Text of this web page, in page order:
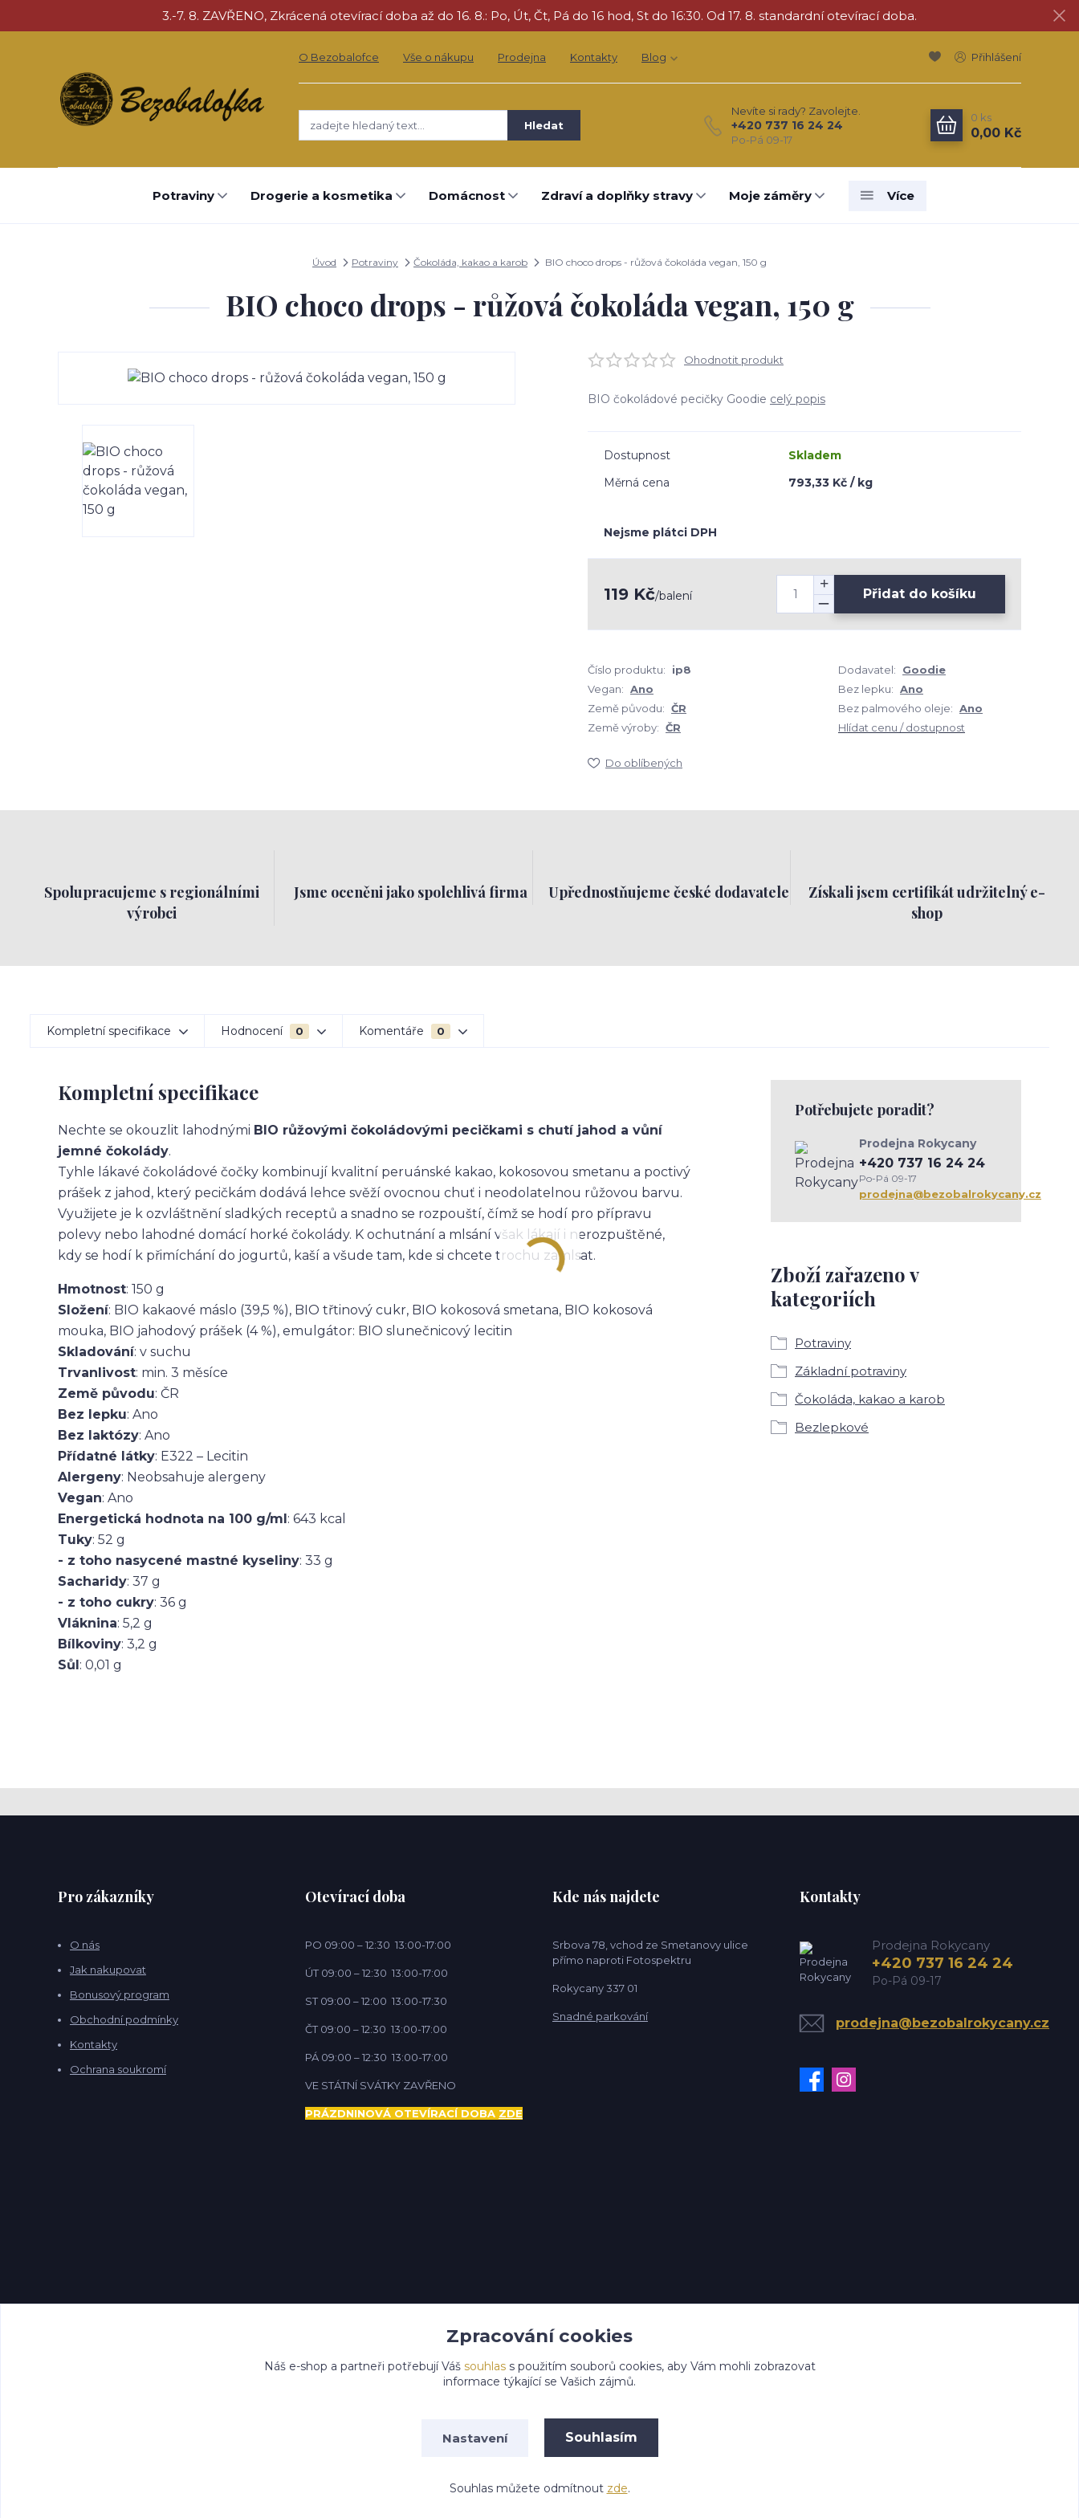
3.-7. 8. ZAVŘENO, Zkrácená otevírací doba až do 16. 8.: Po, Út, Čt, Pá do 16 hod, St do 16:30. Od 17. 8. standardní otevírací doba.
O Bezobalofce Vše o nákupu Prodejna Kontakty Blog Přihlášení
Hledat
Nevíte si rady? Zavolejte.
+420 737 16 24 24
Po-Pá 09-17
0 ks
0,00 Kč
Potraviny Drogerie a kosmetika Domácnost Zdraví a doplňky stravy Moje záměry Více
Úvod Potraviny Čokoláda, kakao a karob BIO choco drops - růžová čokoláda vegan, 150 g
BIO choco drops - růžová čokoláda vegan, 150 g
Ohodnotit produkt
BIO čokoládové pecičky Goodie celý popis
Dostupnost
Skladem
Měrná cena
793,33 Kč / kg
Nejsme plátci DPH
119 Kč/balení Přidat do košíku
Číslo produktu: ip8 Dodavatel:
Goodie
Vegan: Ano Bez lepku: Ano
Země původu: ČR Bez palmového oleje: Ano
Země výroby: ČR Hlídat cenu / dostupnost
Do oblíbených
Spolupracujeme s regionálními
výrobci
Jsme oceněni jako spolehlivá firma Upřednostňujeme české dodavatele
Získali jsem certifikát udržitelný e-
shop
Kompletní specifikace Hodnocení 0 Komentáře 0
Kompletní specifikace
Nechte se okouzlit lahodnými BIO růžovými čokoládovými pecičkami s chutí jahod a vůní
jemné čokolády.
Tyhle lákavé čokoládové čočky kombinují kvalitní peruánské kakao, kokosovou smetanu a poctivý
prášek z jahod, který pecičkám dodává lehce svěží ovocnou chuť i neodolatelnou růžovou barvu.
Využijete je k ozvláštnění sladkých receptů a snadno se rozpouští, čímž se hodí pro přípravu
polevy nebo lahodné domácí horké čokolády. K ochutnání a mlsání však lákají i nerozpuštěné,
kdy se hodí k přimíchání do jogurtů, kaší a všude tam, kde si chcete trochu zamlsat.
Hmotnost: 150 g
Složení: BIO kakaové máslo (39,5 %), BIO třtinový cukr, BIO kokosová smetana, BIO kokosová
mouka, BIO jahodový prášek (4 %), emulgátor: BIO slunečnicový lecitin
Skladování: v suchu
Trvanlivost: min. 3 měsíce
Země původu: ČR
Bez lepku: Ano
Bez laktózy: Ano
Přídatné látky: E322 – Lecitin
Alergeny: Neobsahuje alergeny
Vegan: Ano
Energetická hodnota na 100 g/ml: 643 kcal
Tuky: 52 g
- z toho nasycené mastné kyseliny: 33 g
Sacharidy: 37 g
- z toho cukry: 36 g
Vláknina: 5,2 g
Bílkoviny: 3,2 g
Sůl: 0,01 g
Zboží zařazeno v
kategoriích
Potraviny
Základní potraviny
Čokoláda, kakao a karob
Bezlepkové
Potřebujete poradit?
Prodejna Rokycany
+420 737 16 24 24
Po-Pá 09-17
prodejna@bezobalrokycany.cz
Pro zákazníky
O nás
Jak nakupovat
Bonusový program
Obchodní podmínky
Kontakty
Ochrana soukromí
Otevírací doba
PO 09:00 – 12:30 13:00-17:00
ÚT 09:00 – 12:30 13:00-17:00
ST 09:00 – 12:00 13:00-17:30
ČT 09:00 – 12:30 13:00-17:00
PÁ 09:00 – 12:30 13:00-17:00
VE STÁTNÍ SVÁTKY ZAVŘENO
PRÁZDNINOVÁ OTEVÍRACÍ DOBA ZDE
Kde nás najdete
Srbova 78, vchod ze Smetanovy ulice
přímo naproti Fotospektru
Rokycany 337 01
Snadné parkování
Kontakty
Prodejna Rokycany
+420 737 16 24 24
Po-Pá 09-17
prodejna@bezobalrokycany.cz
Zpracování cookies
Náš e-shop a partneři potřebují Váš souhlass použitím souborů cookies, aby Vám mohli zobrazovat
informace týkající se Vašich zájmů.
Nastavení Souhlasím
Souhlas můžete odmítnout zde.